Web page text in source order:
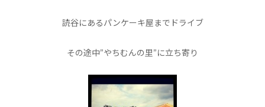
読谷にあるパンケーキ屋までドライブ
その途中”やちむんの里”に立ち寄り